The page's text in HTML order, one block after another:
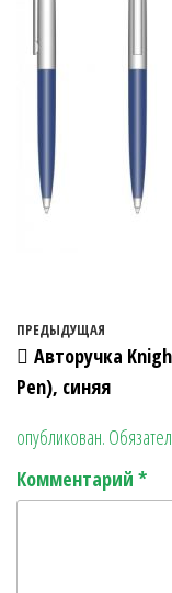
Предыдущая
ПРЕДЫДУЩАЯ
Авторучка
Pen), синяя
опубликован.
Комментарий *